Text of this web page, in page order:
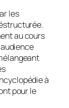
les
au cours
à
pour le